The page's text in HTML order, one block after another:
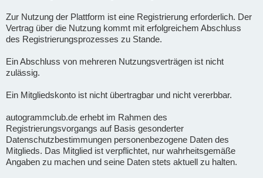
Zur Nutzung der Plattform ist eine Registrierung erforderlich. Der
Vertrag über die Nutzung kommt mit erfolgreichem Abschluss
des Registrierungsprozesses zu Stande.
Ein Abschluss von mehreren Nutzungsverträgen ist nicht
zulässig.
Ein Mitgliedskonto ist nicht übertragbar und nicht vererbbar.
autogrammclub.de erhebt im Rahmen des
Registrierungsvorgangs auf Basis gesonderter
Datenschutzbestimmungen personenbezogene Daten des
Mitglieds. Das Mitglied ist verpflichtet, nur wahrheitsgemäße
Angaben zu machen und seine Daten stets aktuell zu halten.